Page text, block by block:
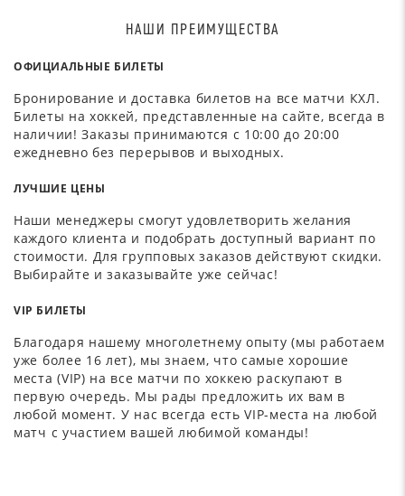
НАШИ ПРЕИМУЩЕСТВА
ОФИЦИАЛЬНЫЕ БИЛЕТЫ
Бронирование и доставка билетов на все матчи КХЛ.
Билеты на хоккей, представленные на сайте, всегда в
наличии! Заказы принимаются с 10:00 до 20:00
ежедневно без перерывов и выходных.
ЛУЧШИЕ ЦЕНЫ
Наши менеджеры смогут удовлетворить желания
каждого клиента и подобрать доступный вариант по
стоимости. Для групповых заказов действуют скидки.
Выбирайте и заказывайте уже сейчас!
VIP БИЛЕТЫ
Благодаря нашему многолетнему опыту (мы работаем
уже более 16 лет), мы знаем, что самые хорошие
места (VIP) на все матчи по хоккею раскупают в
первую очередь. Мы рады предложить их вам в
любой момент. У нас всегда есть VIP-места на любой
матч с участием вашей любимой команды!